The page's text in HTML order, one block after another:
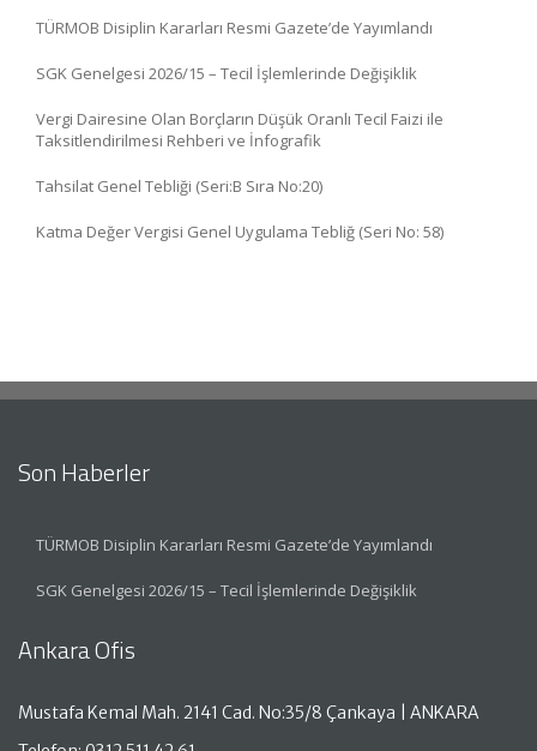
TÜRMOB Disiplin Kararları Resmi Gazete’de Yayımlandı
SGK Genelgesi 2026/15 – Tecil İşlemlerinde Değişiklik
Vergi Dairesine Olan Borçların Düşük Oranlı Tecil Faizi ile
Taksitlendirilmesi Rehberi ve İnfografik
Tahsilat Genel Tebliği (Seri:B Sıra No:20)
Katma Değer Vergisi Genel Uygulama Tebliğ (Seri No: 58)
Son Haberler
TÜRMOB Disiplin Kararları Resmi Gazete’de Yayımlandı
SGK Genelgesi 2026/15 – Tecil İşlemlerinde Değişiklik
Ankara Ofis
Mustafa Kemal Mah. 2141 Cad. No:35/8 Çankaya | ANKARA